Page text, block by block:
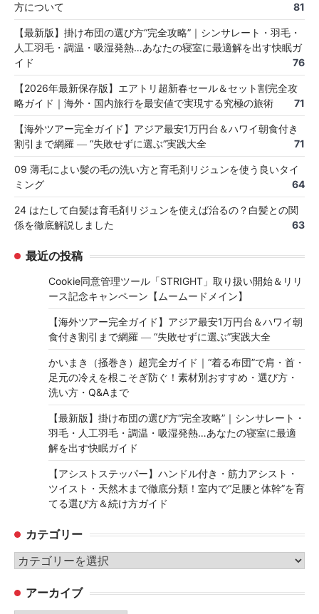
方について
81
【最新版】掛け布団の選び方“完全攻略”｜シンサレート・羽毛・
人工羽毛・調温・吸湿発熱…あなたの寝室に最適解を出す快眠ガ
イド
76
【2026年最新保存版】エアトリ超新春セール＆セット割完全攻
略ガイド｜海外・国内旅行を最安値で実現する究極の旅術
71
【海外ツアー完全ガイド】アジア最安1万円台＆ハワイ朝食付き
割引まで網羅 ― “失敗せずに選ぶ”実践大全
71
09 薄毛によい髪の毛の洗い方と育毛剤リジュンを使う良いタイ
ミング
64
24 はたして白髪は育毛剤リジュンを使えば治るの？白髪との関
係を徹底解説しました
63
最近の投稿
Cookie同意管理ツール「STRIGHT」取り扱い開始＆リリ
ース記念キャンペーン【ムームードメイン】
【海外ツアー完全ガイド】アジア最安1万円台＆ハワイ朝
食付き割引まで網羅 ― “失敗せずに選ぶ”実践大全
かいまき（掻巻き）超完全ガイド｜“着る布団”で肩・首・
足元の冷えを根こそぎ防ぐ！素材別おすすめ・選び方・
洗い方・Q&Aまで
【最新版】掛け布団の選び方“完全攻略”｜シンサレート・
羽毛・人工羽毛・調温・吸湿発熱…あなたの寝室に最適
解を出す快眠ガイド
【アシストステッパー】ハンドル付き・筋力アシスト・
ツイスト・天然木まで徹底分類！室内で“足腰と体幹”を育
てる選び方＆続け方ガイド
カテゴリー
カ
ゴ アーカイブ